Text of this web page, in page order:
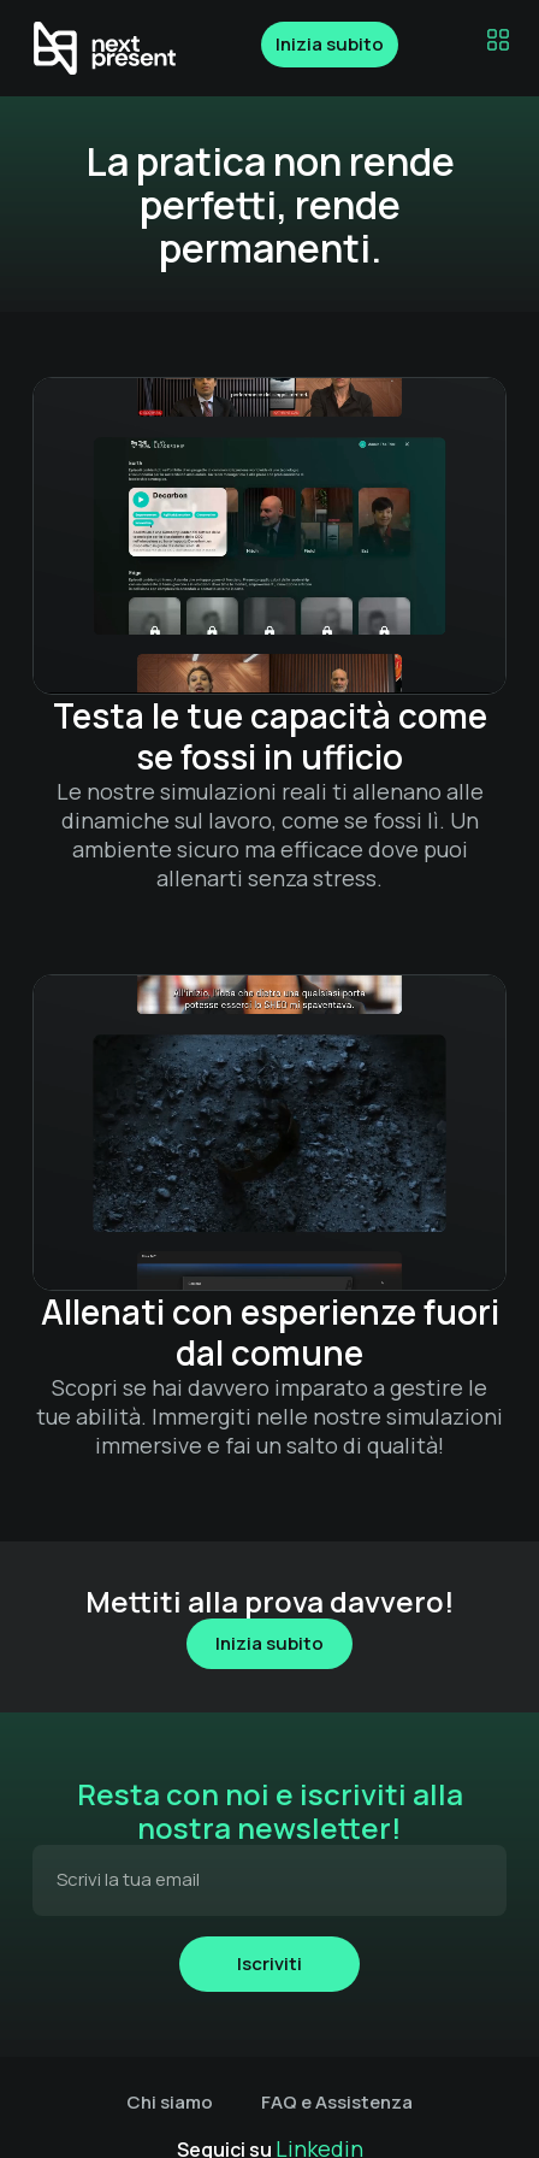
Inizia subito
La pratica non rende
perfetti, rende
permanenti.
Testa le tue capacità come
se fossi in ufficio​
Le nostre simulazioni reali ti allenano alle
dinamiche sul lavoro, come se fossi lì. Un
ambiente sicuro ma efficace dove puoi
allenarti senza stress.
Allenati con esperienze fuori
dal comune​
Scopri se hai davvero imparato a gestire le
tue abilità. Immergiti nelle nostre simulazioni
immersive e fai un salto di qualità!
Mettiti alla prova davvero!
Inizia subito
Resta con noi e iscriviti alla
nostra newsletter!
Iscriviti
Chi siamo FAQ e Assistenza
Seguici su Linkedin